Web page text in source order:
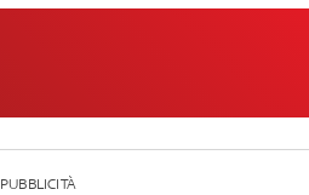
PUBBLICITÀ